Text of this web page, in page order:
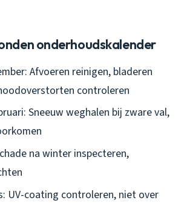
onderhoudskalender
: Afvoeren reinigen, bladeren
controleren
: Sneeuw weghalen bij zware val,
na winter inspecteren,
: UV-coating controleren, niet over